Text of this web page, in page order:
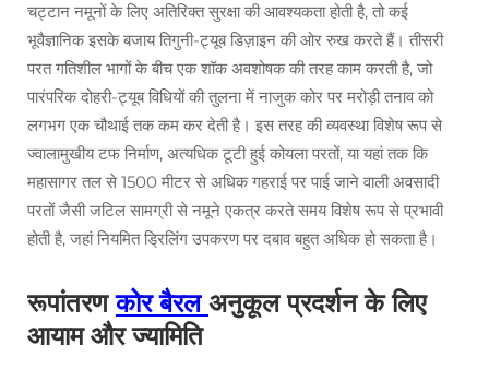
चट्टान नमूनों के लिए अतिरिक्त सुरक्षा की आवश्यकता होती है, तो कई
भूवैज्ञानिक इसके बजाय तिगुनी-ट्यूब डिज़ाइन की ओर रुख करते हैं। तीसरी
परत गतिशील भागों के बीच एक शॉक अवशोषक की तरह काम करती है, जो
पारंपरिक दोहरी-ट्यूब विधियों की तुलना में नाजुक कोर पर मरोड़ी तनाव को
लगभग एक चौथाई तक कम कर देती है। इस तरह की व्यवस्था विशेष रूप से
ज्वालामुखीय टफ निर्माण, अत्यधिक टूटी हुई कोयला परतों, या यहां तक कि
महासागर तल से 1500 मीटर से अधिक गहराई पर पाई जाने वाली अवसादी
परतों जैसी जटिल सामग्री से नमूने एकत्र करते समय विशेष रूप से प्रभावी
होती है, जहां नियमित ड्रिलिंग उपकरण पर दबाव बहुत अधिक हो सकता है।
रूपांतरणकोर बैरल अनुकूल प्रदर्शन के लिए
आयाम और ज्यामिति